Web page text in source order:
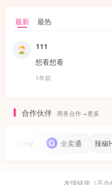
最新 最热
111
想看想看
1年前
合作伙伴 商务合作→更多
全卖通 辣椒
友情链接（不合